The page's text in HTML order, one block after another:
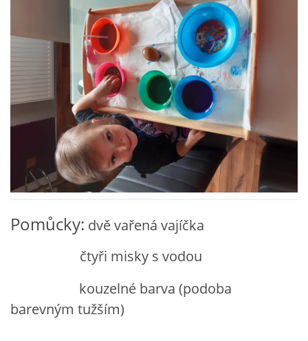
DĚJINY VÝTVARNÉHO UMĚNÍ
NOVINKY ZE ŠKOLSTVÍ 2025
ROČNÍ PLÁN - INSPIRACE /DLE NOVÉHO RVP PV 2025
VZDĚLÁVACÍ BLOK ZÁŘÍ
VZDĚLÁVACÍ BLOK ŘÍJEN
VZDĚLÁVACÍ BLOK LISTOPAD
VZDĚLÁVACÍ BLOK PROSINEC
Pomůcky: dvě vařená vajíčka
čtyři misky s vodou
kouzelné barva (podoba
barevným tužším)